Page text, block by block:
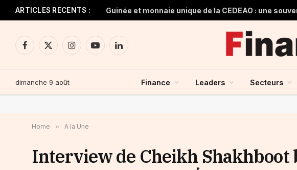
ARTICLES RECENTS :
Facebook
X
InstagramYouTubeLinkedIn
dimanche 9 août Finance Leaders Secteurs
Home » A la Une
Interview de Cheikh Shakhboot